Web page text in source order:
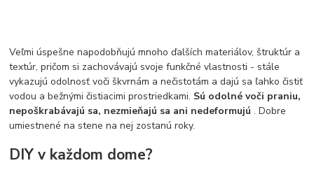
Umývadlá
Rohové umývadlá
Zlaté umývadlá
Zápustné umývadlá
sprchový záves
vodovodná batéria
čierna kúpelňová batéria
vaňa retro
voľne stojaca vaňa
Nákup tovaru pre firmy bez DPH
Ako znížiť náklady
Ako znížiť náklady na firmu
Veľmi úspešne napodobňujú mnoho ďalších materiálov, štruktúr a
textúr, pričom si zachovávajú svoje funkčné vlastnosti - stále
vykazujú odolnosť voči škvrnám a nečistotám a dajú sa ľahko čistiť
vodou a bežnými čistiacimi prostriedkami. Sú odolné voči praniu,
nepoškrabávajú sa, nezmieňajú sa ani nedeformujú. Dobre
umiestnené na stene na nej zostanú roky.
DIY v každom dome?